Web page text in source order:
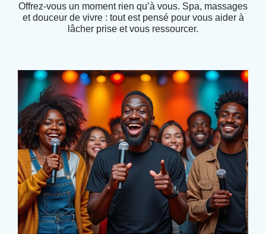
Offrez-vous un moment rien qu’à vous. Spa, massages
et douceur de vivre : tout est pensé pour vous aider à
lâcher prise et vous ressourcer.